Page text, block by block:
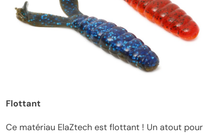
Flottant
Ce matériau ElaZtech est flottant ! Un atout pour